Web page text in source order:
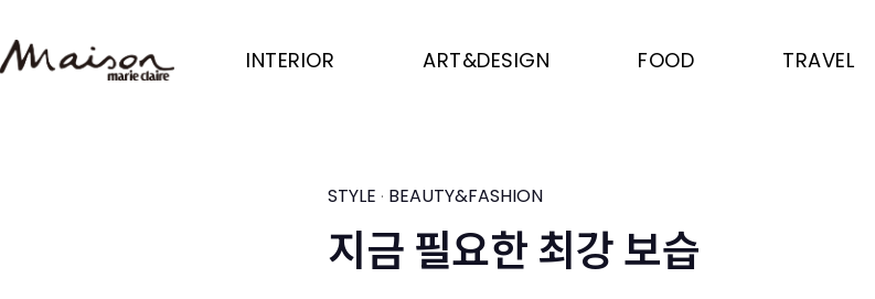
to
main
INTERIOR ART&DESIGN FOOD TRAVEL
STYLE · BEAUTY&FASHION
지금 필요한 최강 보습